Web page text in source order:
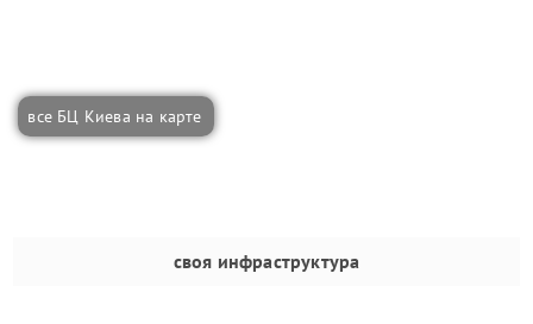
все БЦ Киева на карте
своя инфраструктура